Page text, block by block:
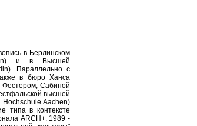
в Берлинском
и в Высшей
Параллельно с
в бюро Ханса
Фестером, Сабиной
высшей
Aachen)
типа в контексте
ARCH+. 1989 -